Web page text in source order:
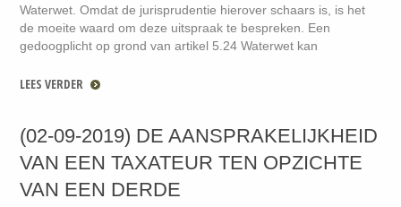
Waterwet. Omdat de jurisprudentie hierover schaars is, is het
de moeite waard om deze uitspraak te bespreken. Een
gedoogplicht op grond van artikel 5.24 Waterwet kan
LEES VERDER
(02-09-2019) DE AANSPRAKELIJKHEID
VAN EEN TAXATEUR TEN OPZICHTE
VAN EEN DERDE